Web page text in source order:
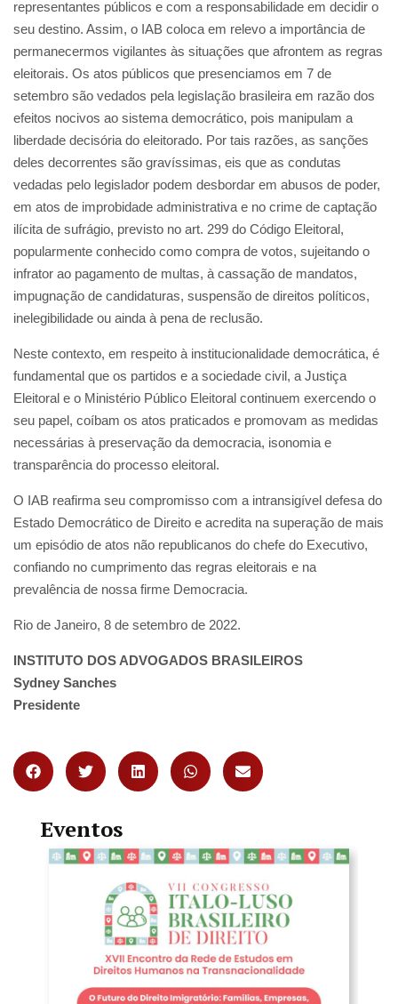
representantes públicos e com a responsabilidade em decidir o
seu destino. Assim, o IAB coloca em relevo a importância de
permanecermos vigilantes às situações que afrontem as regras
eleitorais. Os atos públicos que presenciamos em 7 de
setembro são vedados pela legislação brasileira em razão dos
efeitos nocivos ao sistema democrático, pois manipulam a
liberdade decisória do eleitorado. Por tais razões, as sanções
deles decorrentes são gravíssimas, eis que as condutas
vedadas pelo legislador podem desbordar em abusos de poder,
em atos de improbidade administrativa e no crime de captação
ilícita de sufrágio, previsto no art. 299 do Código Eleitoral,
popularmente conhecido como compra de votos, sujeitando o
infrator ao pagamento de multas, à cassação de mandatos,
impugnação de candidaturas, suspensão de direitos políticos,
inelegibilidade ou ainda à pena de reclusão.
Neste contexto, em respeito à institucionalidade democrática, é
fundamental que os partidos e a sociedade civil, a Justiça
Eleitoral e o Ministério Público Eleitoral continuem exercendo o
seu papel, coíbam os atos praticados e promovam as medidas
necessárias à preservação da democracia, isonomia e
transparência do processo eleitoral.
O IAB reafirma seu compromisso com a intransigível defesa do
Estado Democrático de Direito e acredita na superação de mais
um episódio de atos não republicanos do chefe do Executivo,
confiando no cumprimento das regras eleitorais e na
prevalência de nossa firme Democracia.
Rio de Janeiro, 8 de setembro de 2022.
INSTITUTO DOS ADVOGADOS BRASILEIROS
Sydney Sanches
Presidente
Eventos